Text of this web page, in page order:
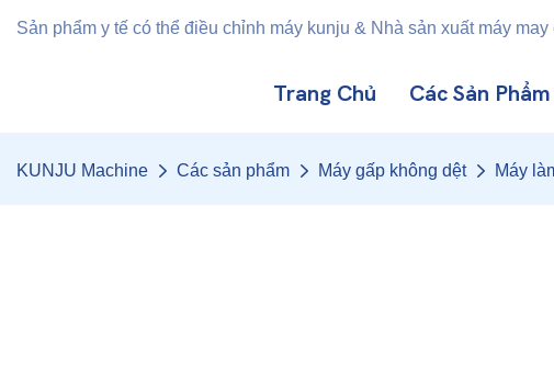
Sản phẩm y tế có thể điều chỉnh máy kunju & Nhà sản xuất máy may
Trang Chủ Các Sản Phẩm
KUNJU Machine Các sản phẩm Máy gấp không dệt Máy